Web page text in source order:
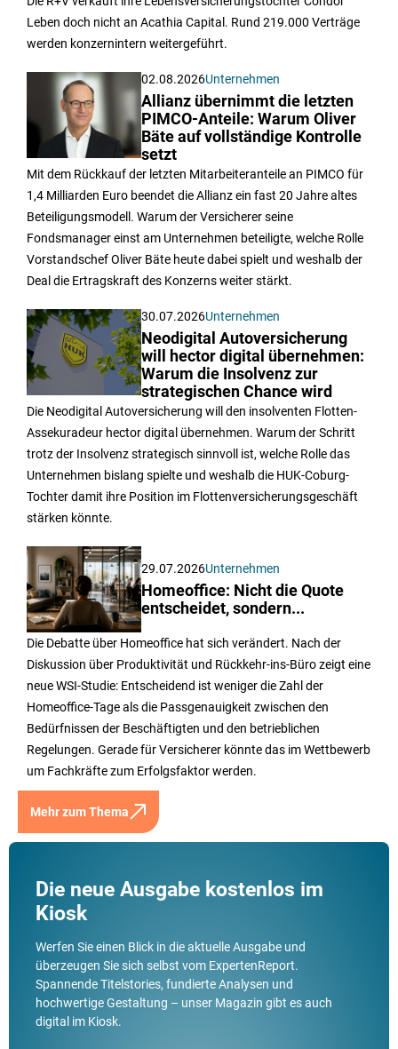
Leben doch nicht an Acathia Capital. Rund 219.000 Verträge
werden konzernintern weitergeführt.
02.08.2026Unternehmen
Allianz übernimmt die letzten
PIMCO-Anteile: Warum Oliver
Bäte auf vollständige Kontrolle
setzt
Mit dem Rückkauf der letzten Mitarbeiteranteile an PIMCO für
1,4 Milliarden Euro beendet die Allianz ein fast 20 Jahre altes
Beteiligungsmodell. Warum der Versicherer seine
Fondsmanager einst am Unternehmen beteiligte, welche Rolle
Vorstandschef Oliver Bäte heute dabei spielt und weshalb der
Deal die Ertragskraft des Konzerns weiter stärkt.
30.07.2026Unternehmen
Neodigital Autoversicherung
will hector digital übernehmen:
Warum die Insolvenz zur
strategischen Chance wird
Die Neodigital Autoversicherung will den insolventen Flotten-
Assekuradeur hector digital übernehmen. Warum der Schritt
trotz der Insolvenz strategisch sinnvoll ist, welche Rolle das
Unternehmen bislang spielte und weshalb die HUK-Coburg-
Tochter damit ihre Position im Flottenversicherungsgeschäft
stärken könnte.
29.07.2026Unternehmen
Homeoffice: Nicht die Quote
entscheidet, sondern...
Die Debatte über Homeoffice hat sich verändert. Nach der
Diskussion über Produktivität und Rückkehr-ins-Büro zeigt eine
neue WSI-Studie: Entscheidend ist weniger die Zahl der
Homeoffice-Tage als die Passgenauigkeit zwischen den
Bedürfnissen der Beschäftigten und den betrieblichen
Regelungen. Gerade für Versicherer könnte das im Wettbewerb
um Fachkräfte zum Erfolgsfaktor werden.
Mehr zum Thema
Die neue Ausgabe kostenlos im
Kiosk
Werfen Sie einen Blick in die aktuelle Ausgabe und
überzeugen Sie sich selbst vom ExpertenReport.
Spannende Titelstories, fundierte Analysen und
hochwertige Gestaltung – unser Magazin gibt es auch
digital im Kiosk.